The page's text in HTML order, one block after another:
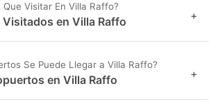
Visitar En Villa Raffo?
en Villa Raffo +
Se Puede Llegar a Villa Raffo?
en Villa Raffo +